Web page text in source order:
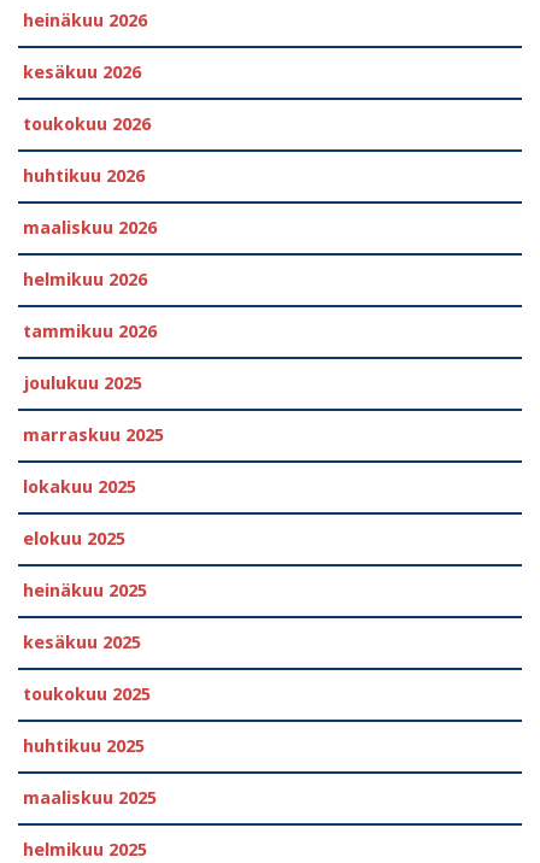
heinäkuu 2026
kesäkuu 2026
toukokuu 2026
huhtikuu 2026
maaliskuu 2026
helmikuu 2026
tammikuu 2026
joulukuu 2025
marraskuu 2025
lokakuu 2025
elokuu 2025
heinäkuu 2025
kesäkuu 2025
toukokuu 2025
huhtikuu 2025
maaliskuu 2025
helmikuu 2025